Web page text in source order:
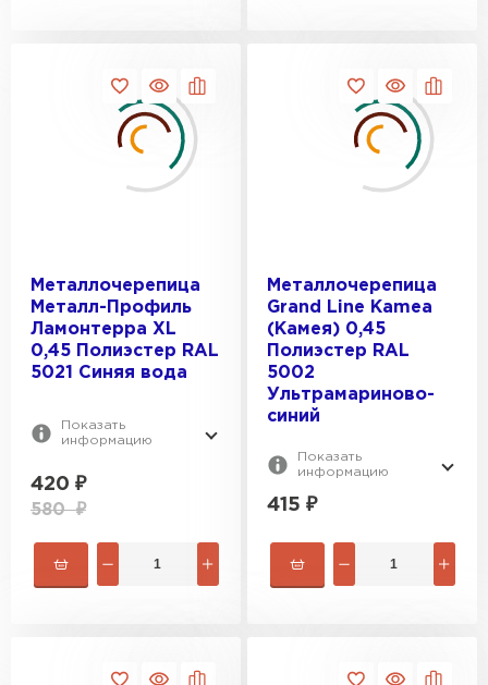
Металлочерепица
Металл-Профиль
Ламонтерра XL
0,45 Полиэстер RAL
5021 Синяя вода
Показать
информацию
420 ₽
580₽
Металлочерепица
Grand Line Kamea
(Камея) 0,45
Полиэстер RAL
5002
Ультрамариново-
синий
Показать
информацию
415 ₽